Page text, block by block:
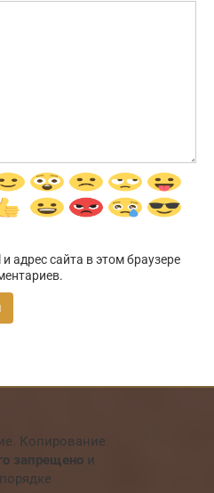
адрес сайта в этом браузере
Копирование
запрещено и